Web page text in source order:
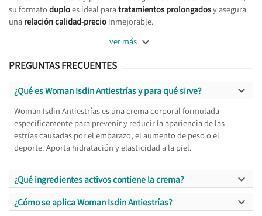
su formato duploes ideal paratratamientos prolongadosy asegura
una relación calidad-precio inmejorable.
ver más 
PREGUNTAS FRECUENTES
¿Qué es Woman Isdin Antiestrías y para qué sirve? 
Woman Isdin Antiestrías es una crema corporal formulada
específicamente para prevenir y reducir la apariencia de las
estrías causadas por el embarazo, el aumento de peso o el
deporte. Aporta hidratación y elasticidad a la piel.
¿Qué ingredientes activos contiene la crema? 
¿Cómo se aplica Woman Isdin Antiestrías? 